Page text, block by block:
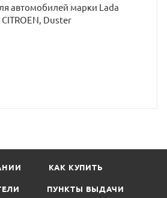
автомобилей марки Lada
Duster
КАК КУПИТЬ
ПУНКТЫ ВЫДАЧИ